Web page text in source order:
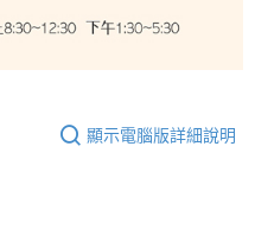
顯示電腦版詳細說明